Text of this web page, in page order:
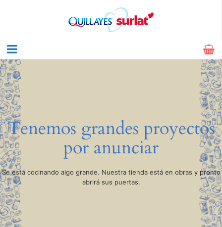
Tenemos grandes proyectos
por anunciar
Se está cocinando algo grande. Nuestra tienda está en obras y pronto
abrirá sus puertas.